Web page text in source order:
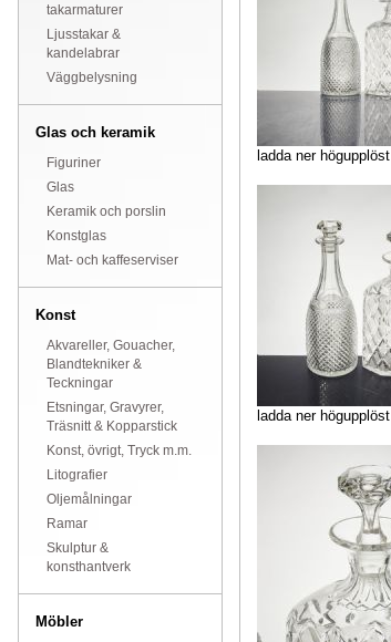
takarmaturer
Ljusstakar &
kandelabrar
Väggbelysning
Glas och keramik
Figuriner
Glas
Keramik och porslin
Konstglas
Mat- och kaffeserviser
Konst
Akvareller, Gouacher,
Blandtekniker &
Teckningar
Etsningar, Gravyrer,
Träsnitt & Kopparstick
Konst, övrigt, Tryck m.m.
Litografier
Oljemålningar
Ramar
Skulptur &
konsthantverk
Möbler
ladda ner högupplöst
ladda ner högupplöst